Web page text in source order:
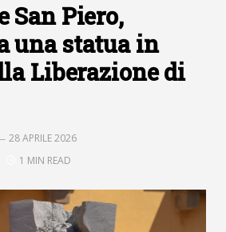
San Piero,
una statua in
Liberazione di
28 APRILE 2026
1 MIN READ